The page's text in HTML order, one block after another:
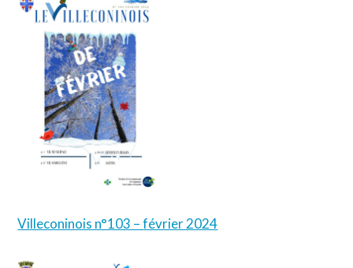
Villeconinois n°103 – février 2024